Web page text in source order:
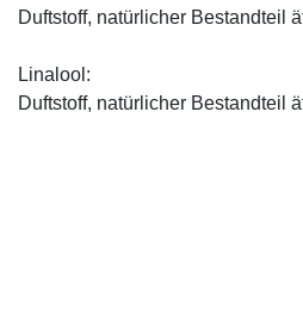
Duftstoff, natürlicher Bestandteil
Linalool:
Duftstoff, natürlicher Bestandteil